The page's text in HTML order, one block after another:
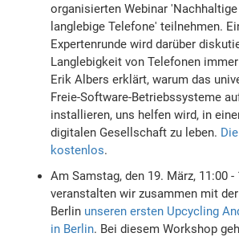
organisierten Webinar
langlebige Telefone' teilnehmen.
Expertenrunde wird darüber
Langlebigkeit von Telefonen
Erik Albers erklärt, warum das
Freie-Software-Betriebssysteme
installieren, uns helfen wird, in
digitalen Gesellschaft zu leben.
kostenlos.
Am Samstag, den 19. März, 11:00 -
veranstalten wir zusammen mit der
Berlin unseren ersten Upcycling
in Berlin. Bei diesem Workshop